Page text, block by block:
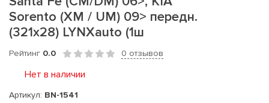
Sorento (XM / UM) 09> передн.
(321x28) LYNXauto (1ш
Рейтинг 0.0 0 отзывов
Нет в наличии
Артикул: BN-1541